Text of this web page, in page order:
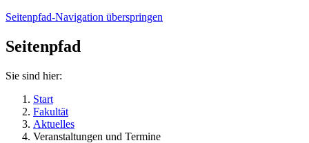
Seitenpfad-Navigation überspringen
Seitenpfad
Sie sind hier:
Start
Fakultät
Aktuelles
Veranstaltungen und Termine